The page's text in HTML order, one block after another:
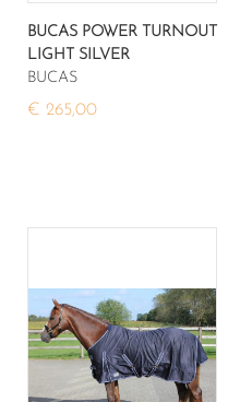
BUCAS POWER TURNOUT
LIGHT SILVER
BUCAS
€ 265,00